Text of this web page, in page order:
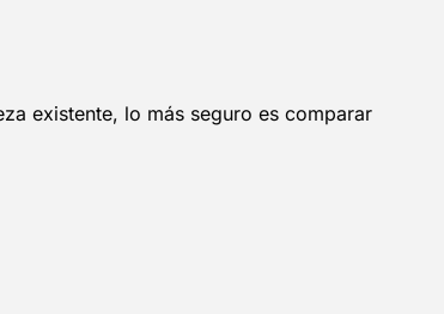
existente, lo más seguro es comparar